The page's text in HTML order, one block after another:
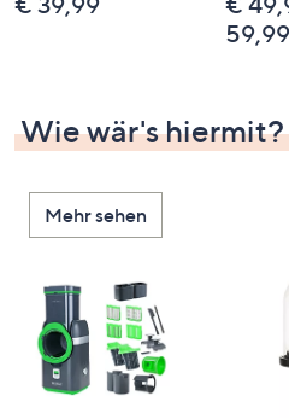
anzuzeigen.
59,99
Wie wär's hiermit?
Mehr sehen